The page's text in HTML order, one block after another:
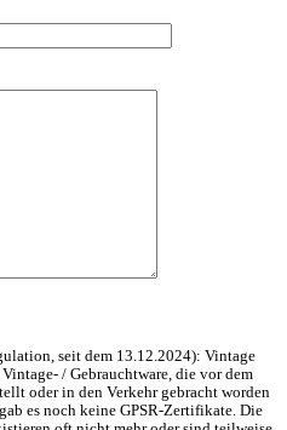
seit dem 13.12.2024): Vintage
/ Gebrauchtware, die vor dem
oder in den Verkehr gebracht worden
es noch keine GPSR-Zertifikate. Die